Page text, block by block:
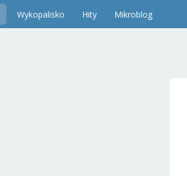
Wykopalisko Hity Mikroblog